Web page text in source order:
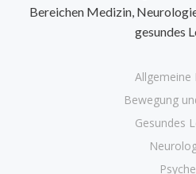
Bereichen Medizin,
gesundes
Allgemeine
Bewegung
Gesundes
Psyche